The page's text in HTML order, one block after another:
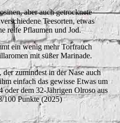
aber auch getrocknete
Teesorten, etwas
reife Pflaumen und Jod.
ein wenig mehr Torfrauch
mit süßer Marinade.
zumindest in der Nase auch
einfach das gewisse Etwas um
oder dem 32-Jährigen Olroso aus
100 Punkte (2025)